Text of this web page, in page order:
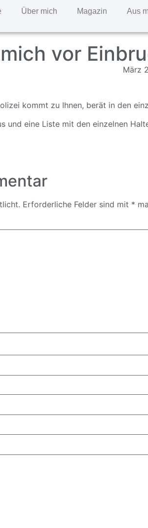
Über mich Magazin Aus
vor
März
kommt zu Ihnen, berät in den
und eine Liste mit den einzelnen
Erforderliche Felder sind mit *